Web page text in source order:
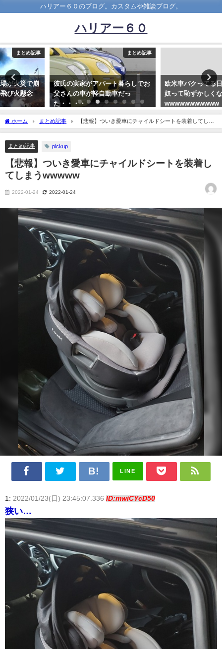
ハリアー６０のブログ。カスタムや雑談ブログ。
ハリアー６０
まとめ記事
彼氏の実家がアパート暮らしでお
父さんの車が軽自動車だっ
た・・・・
欧米車パクってる日本車乗ってる
奴って恥ずかしくないの？
wwwwwwwwwww
ホーム まとめ記事
【悲報】ついき愛車にチャイルドシートを装着してしま
うwwwww
まとめ記事 pickup
【悲報】ついき愛車にチャイルドシートを装着し
てしまうwwwww
2022-01-24 2022-01-24
LINE
1: 2022/01/23(日) 23:45:07.336 ID:mwiCYcD50
狭い…